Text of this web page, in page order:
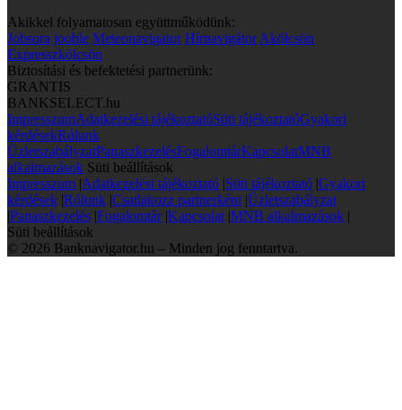
Akikkel folyamatosan együttműködünk:
Jobsora jooble Meteonavigator Hírnavigátor Akölcsön
Expresszkölcsön
Biztosítási és befektetési partnerünk:
GRANTIS
BANKSELECT.hu
ImpresszumAdatkezelési tájékoztatóSüti tájékoztatóGyakori
kérdésekRólunk
ÜzletszabályzatPanaszkezelésFogalomtárKapcsolatMNB
alkalmazások Süti beállítások
Impresszum |Adatkezelési tájékoztató |Süti tájékoztató |Gyakori
kérdések |Rólunk |Csatlakozz partnerként |Üzletszabályzat
|Panaszkezelés |Fogalomtár |Kapcsolat |MNB alkalmazások |
Süti beállítások
© 2026 Banknavigator.hu – Minden jog fenntartva.